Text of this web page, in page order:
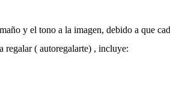
y el tono a la imagen, debido a que
regalar ( autoregalarte) , incluye: